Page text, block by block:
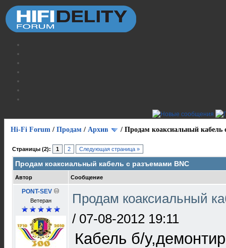
Hi-Fi Forum / Продам / Архив / Продам коаксиальный кабель
Страницы (2): 1 2 Следующая страница »
Продам коаксиальный кабель с разъемами BNC
Автор Сообщение
PONT-SEV
Ветеран
Продам коаксиальный
/ 07-08-2012 19:11
Кабель б/